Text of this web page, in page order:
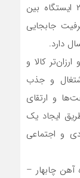
کیلومتر طول دارای ۱۴ ایستگاه مسافری، ۲۷ ایستگاه بین
جابجایی
کالا و
و جذب
و ارتقای
ایجاد یک
و اجتماعی
چابهار –